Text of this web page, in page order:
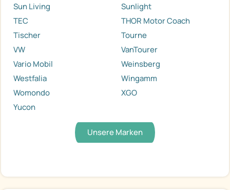
Sun Living
Sunlight
TEC
THOR Motor Coach
Tischer
Tourne
VW
VanTourer
Vario Mobil
Weinsberg
Westfalia
Wingamm
Womondo
XGO
Yucon
Unsere Marken